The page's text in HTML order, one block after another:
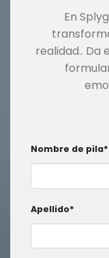
En
realidad.. Da
Nombre de pila*
Apellido*